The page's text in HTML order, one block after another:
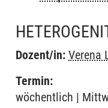
Dozent/in: Verena
Termin:
wöchentlich |